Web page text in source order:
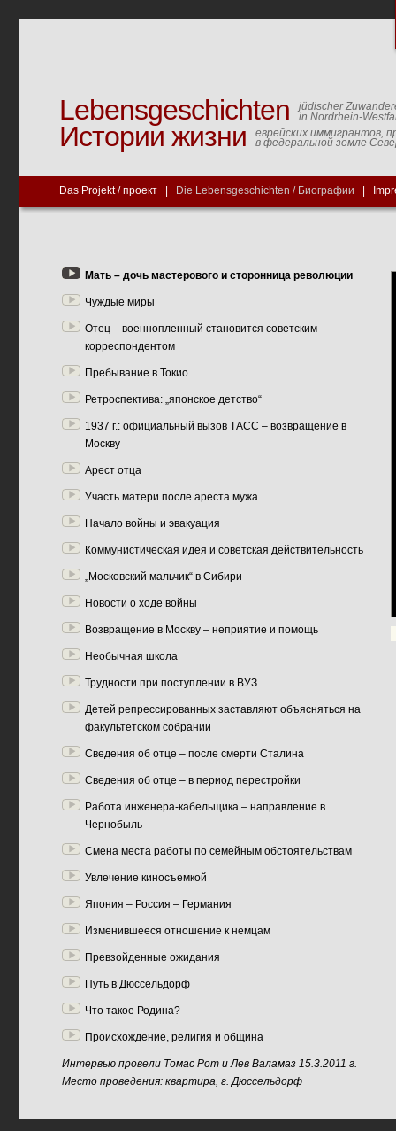
Lebensgeschichten
jüdischer
in Nordrhein-
Истории жизни еврейских иммигрантов,
в федеральной земле
Das Projekt / проект Die Lebensgeschichten / Биографии
Мать – дочь мастерового и сторонница революции
Чуждые миры
Отец – военнопленный становится советским
корреспондентом
Пребывание в Токио
Ретроспектива: „японское детство“
1937 г.: официальный вызов ТАСС – возвращение в
Москву
Арест отца
Участь матери после ареста мужа
Начало войны и эвакуация
Коммунистическая идея и советская действительность
„Московский мальчик“ в Сибири
Новости о ходе войны
Возвращение в Москву – неприятие и помощь
Необычная школа
Трудности при поступлении в ВУЗ
Детей репрессированных заставляют объясняться на
факультетском собрании
Сведения об отце – после смерти Сталина
Сведения об отце – в период перестройки
Работа инженера-кабельщика – направление в
Чернобыль
Смена места работы по семейным обстоятельствам
Увлечение киносъемкой
Япония – Россия – Германия
Изменившееся отношение к немцам
Превзойденные ожидания
Путь в Дюссельдорф
Что такое Родина?
Происхождение, религия и община
Интервью провели Томас Рот и Лев Валамаз 15.3.2011 г.
Место проведения: квартира, г. Дюссельдорф